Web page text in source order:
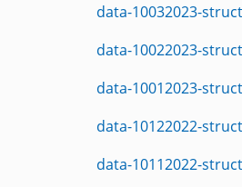
data-10032023-
data-10022023-
data-10012023-
data-10122022-
data-10112022-